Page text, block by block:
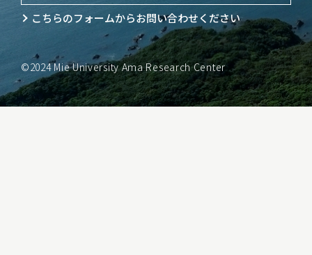
こちらのフォームからお問い合わせください
©2024 Mie University Ama Research Center